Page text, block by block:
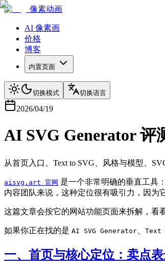
像素动画
AI 像素画
价格
博客
内置页面
切换模式 切换语言
2026/04/19
AI SVG Generator 评
从首页入口、Text to SVG、风格与模型、
aisvg.art 官网 是一个非常明确的垂直工具
内容团队来说，这种定位很有吸引力，因为
这篇文章会按它的网站功能页面来拆解，看
如果你正在找的是 AI SVG Generator Text
一、首页与核心定位：卖点